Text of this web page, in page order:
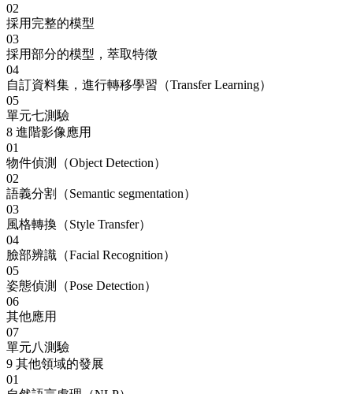
02
採用完整的模型
03
採用部分的模型，萃取特徵
04
自訂資料集，進行轉移學習（Transfer Learning）
05
單元七測驗
8 進階影像應用
01
物件偵測（Object Detection）
02
語義分割（Semantic segmentation）
03
風格轉換（Style Transfer）
04
臉部辨識（Facial Recognition）
05
姿態偵測（Pose Detection）
06
其他應用
07
單元八測驗
9 其他領域的發展
01